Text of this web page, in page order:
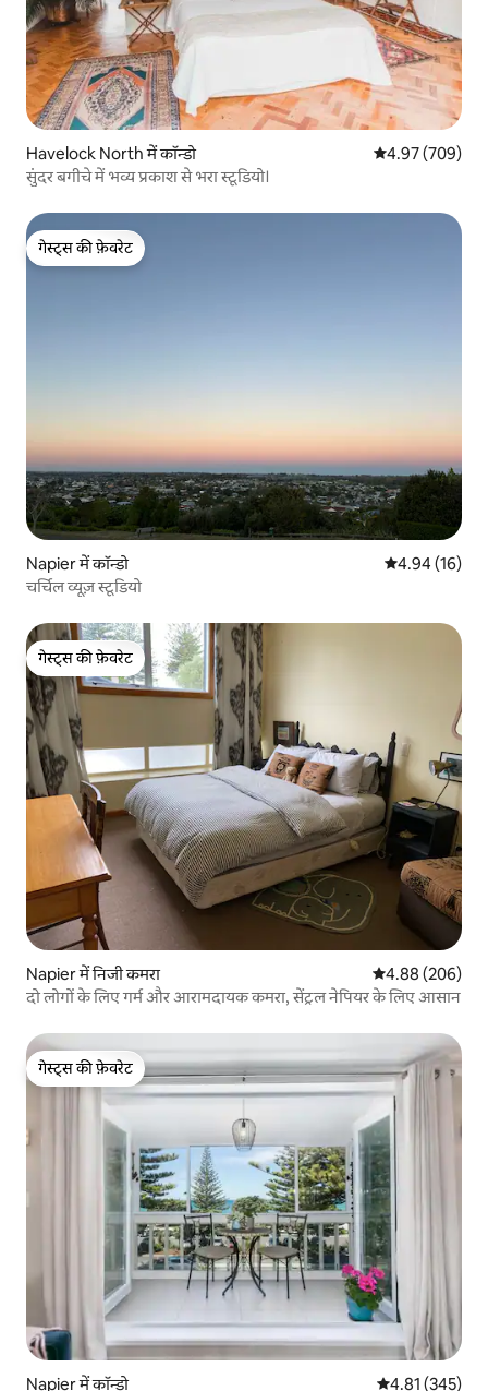
Havelock North में कॉन्डो औसत रेटिंग 5 में से
4.97 (709)
सुंदर बगीचे में भव्य प्रकाश से भरा स्टूडियो।
गेस्ट्स की फ़ेवरेट
गेस्ट्स की फ़ेवरेट
Napier में कॉन्डो औसत रेटिंग 5 में
4.94 (16)
चर्चिल व्यूज़ स्टूडियो
गेस्ट्स की फ़ेवरेट
गेस्ट्स की फ़ेवरेट
Napier में निजी कमरा औसत रेटिंग 5 में से
4.88 (206)
दो लोगों के लिए गर्म और आरामदायक कमरा, सेंट्रल नेपियर के लिए आसान
गेस्ट्स की फ़ेवरेट
गेस्ट्स की फ़ेवरेट
Napier में कॉन्डो औसत रेटिंग 5 में से
4.81 (345)